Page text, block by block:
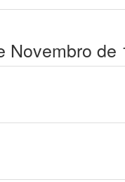
Novembro de